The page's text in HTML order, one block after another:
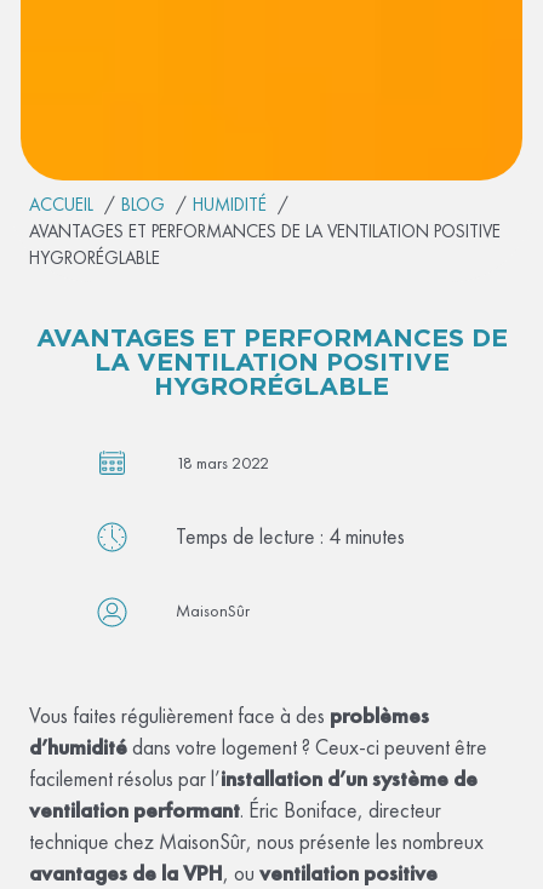
ACCUEIL BLOG
HUMIDITÉ
AVANTAGES ET PERFORMANCES DE LA VENTILATION POSITIVE
HYGRORÉGLABLE
AVANTAGES ET PERFORMANCES DE
LA VENTILATION POSITIVE
HYGRORÉGLABLE
18 mars 2022
Temps de lecture : 4minutes
MaisonSûr
Vous faites régulièrement face à des problèmes
d’humiditédans votre logement ? Ceux-ci peuvent être
facilement résolus par l’installation d’un système de
ventilation performant. Éric Boniface, directeur
technique chez MaisonSûr, nous présente les nombreux
avantages de la VPH, ou ventilation positive